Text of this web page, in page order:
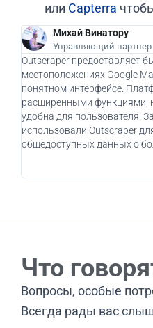
или Capterra
Михай Винатору
Управляющий партнер
Outscraper предоставляет
местоположениях Google
понятном интерфейсе.
расширенными функциями,
удобна для пользователя.
использовали Outscraper
общедоступных данных о
Что
Вопросы, особые
Всегда рады вас